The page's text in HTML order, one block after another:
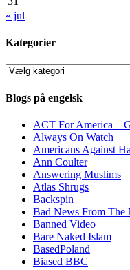
« jul
Kategorier
Kategorier
Blogs på engelsk
ACT For America –
Always On Watch
Americans Against
Ann Coulter
Answering Muslims
Atlas Shrugs
Backspin
Bad News From The
Banned Video
Bare Naked Islam
BasedPoland
Biased BBC